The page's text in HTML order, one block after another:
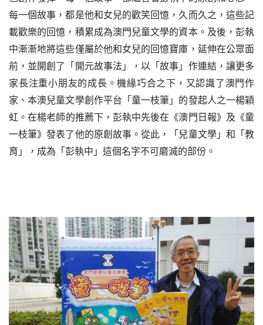
每一個故事，都是他和女兒的歡笑回憶，久而久之，這些記
載歡樂的回憶，積累成為澳門兒童文學的資本。 及後 ，彭執
中漸漸地將這些僅屬於他和女兒的回憶寶庫，延伸在公眾面
前，並開創了「開元故事法」，以「故事」作連結，讓更多
家長注重小朋友的成長。機緣巧合之下，又認識了澳門作
家、本澳兒童文學創作平台「童一枝筆 」 的發起人之一楊穎
虹 。在楊老師的推薦下， 彭執中先後在《澳門日報》及《童
一枝筆》發表了他的原創故事。從此，「兒童文學」和「教
育」，成為「彭執中」這個名字不可磨滅的部份。